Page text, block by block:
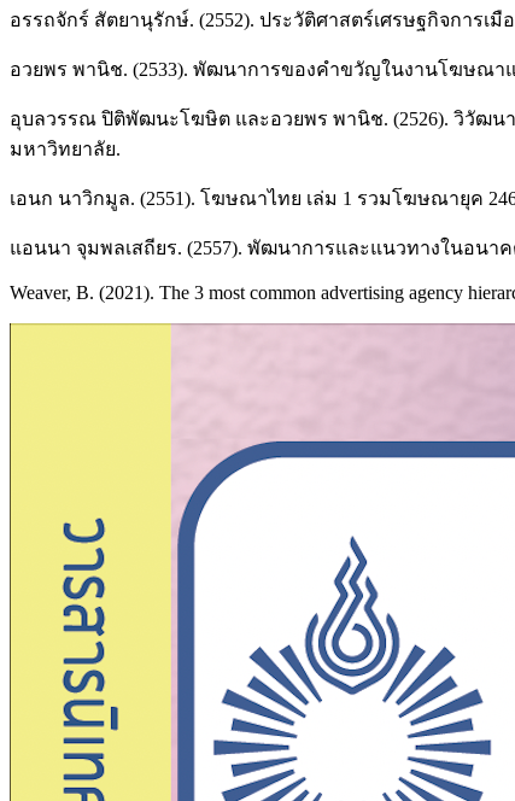
อรรถจักร์ สัตยานุรักษ์. (2552). ประวัติศาสตร์เศรษฐกิจการ
อวยพร พานิช. (2533). พัฒนาการของคำขวัญในงานโฆษณา
อุบลวรรณ ปิติพัฒนะโฆษิต และอวยพร พานิช. (2526). วิวัฒน
มหาวิทยาลัย.
เอนก นาวิกมูล. (2551). โฆษณาไทย เล่ม 1 รวมโฆษณายุค
แอนนา จุมพลเสถียร. (2557). พัฒนาการและแนวทางในอน
Weaver, B. (2021). The 3 most common advertising agency